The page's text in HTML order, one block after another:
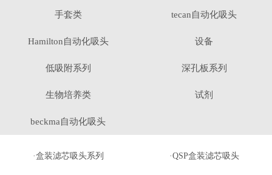
手套类 tecan自动化吸头
Hamilton自动化吸头 设备
低吸附系列 深孔板系列
生物培养类 试剂
beckma自动化吸头
·盒装滤芯吸头系列 ·QSP盒装滤芯吸头